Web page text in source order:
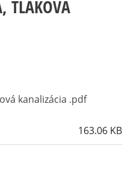
TLAKOVÁ
kanalizácia .pdf
163.06 KB